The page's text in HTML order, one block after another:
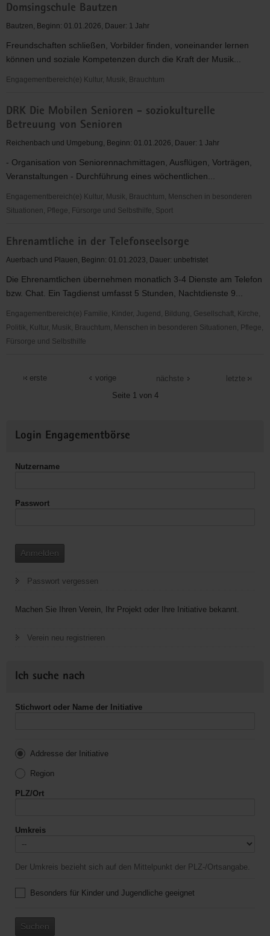
Domsingschule Bautzen
Bautzen, Beginn: 01.01.2026, Dauer: 1 Jahr
Freundschaften schließen, Vorbilder finden, voneinander lernen
können und soziale Kompetenzen durch die Kraft der Musik...
Engagementbereich(e) Kultur, Musik, Brauchtum
Bautzen
DRK Die Mobilen Senioren - soziokulturelle
Betreuung von Senioren
Reichenbach und Umgebung, Beginn: 01.01.2026, Dauer: 1 Jahr
- Organisation von Seniorennachmittagen, Ausflügen, Vorträgen,
Veranstaltungen - Durchführung eines wöchentlichen...
Engagementbereich(e) Kultur, Musik, Brauchtum, Menschen in besonderen
Situationen, Pflege, Fürsorge und Selbsthilfe, Sport
Die
Mobilen
-
soziokulturelle
Betreuung
von
Senioren
Ehrenamtliche in der Telefonseelsorge
Auerbach und Plauen, Beginn: 01.01.2023, Dauer: unbefristet
Die Ehrenamtlichen übernehmen monatlich 3-4 Dienste am Telefon
bzw. Chat. Ein Tagdienst umfasst 5 Stunden, Nachtdienste 9...
Engagementbereich(e) Familie, Kinder, Jugend, Bildung, Gesellschaft, Kirche,
Politik, Kultur, Musik, Brauchtum, Menschen in besonderen Situationen, Pflege,
Fürsorge und Selbsthilfe
erste
vorige
Seite 1 von 4
nächste letzte
Informationen
Login Engagementbörse
Nutzername
Passwort
Anmelden
Passwort vergessen
Machen Sie Ihren Verein, Ihr Projekt oder Ihre Initiative bekannt.
Verein neu registrieren
Ich suche nach
Stichwort oder Name der Initiative
Addresse der Initiative
Region
PLZ/Ort
Umkreis
Der Umkreis bezieht sich auf den Mittelpunkt der PLZ-/Ortsangabe.
Besonders für Kinder und Jugendliche geeignet
Suchen